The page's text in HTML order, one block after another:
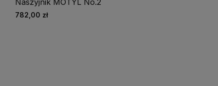
Naszyjnik MOTYL No.2
782,00 zł